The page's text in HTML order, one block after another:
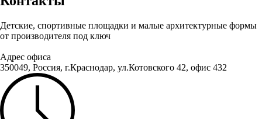
Детские, спортивные площадки и малые архитектурные формы
от производителя под ключ
Адрес офиса
350049, Россия, г.Краснодар, ул.Котовского 42, офис 432